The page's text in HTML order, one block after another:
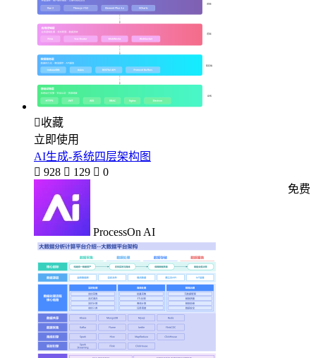
收藏
立即使用
AI生成-系统四层架构图
 928  129  0
ProcessOn AI
免费